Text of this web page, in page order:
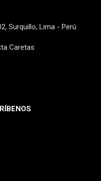
Surquillo, Lima - Perú
Caretas